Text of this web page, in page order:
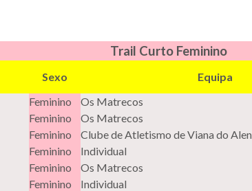
Trail Curto Feminino
Sexo Equipa
Feminino Os Matrecos
Feminino Os Matrecos
Feminino Clube de Atletismo de Viana do
Feminino Individual
Feminino Os Matrecos
Feminino Individual